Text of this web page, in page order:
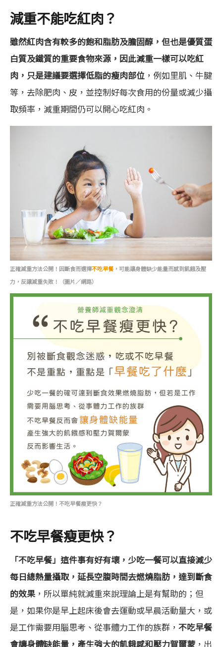
減重不能吃紅肉？
雖然紅肉含有較多的飽和脂肪及膽固醇，但也是優質蛋
白質及鐵質的重要食物來源，因此減重一樣可以吃紅
肉，只是建議要選擇低脂的瘦肉部位 ，例如里肌、牛腱
等，去除肥肉、皮，並控制好每次食用的份量或減少攝
取頻率，減重期間仍可以開心吃紅肉。
正確減重方法公開！因斷食而選擇不吃早餐 ，可能讓身體缺少能量而感到飢餓及壓
力，反讓減重失敗！（圖片／網路）
正確減重方法公開！不吃早餐瘦更快？
不吃早餐瘦更快？
「不吃早餐」這件事有好有壞，少吃一餐可以直接減少
每日總熱量攝取，延長空腹時間去燃燒脂肪，達到斷食
的效果 ，所以單純就減重來說理論上是有幫助的；但
是，如果你是早上起床後會去運動或早晨活動量大，或
是工作需要用腦思考、從事體力工作的族群， 不吃早餐
會讓身體缺能量，產生強大的飢餓感和壓力賀爾蒙 ，出